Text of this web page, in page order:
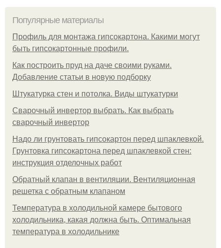
Популярные материалы
Профиль для монтажа гипсокартона. Какими могут
быть гипсокартонные профили.
Как построить пруд на даче своими руками.
Добавление статьи в новую подборку
Штукатурка стен и потолка. Виды штукатурки
Сварочный инвертор выбрать. Как выбрать
сварочный инвертор
Надо ли грунтовать гипсокартон перед шпаклевкой.
Грунтовка гипсокартона перед шпаклевкой стен:
инструкция отделочных работ
Обратный клапан в вентиляции. Вентиляционная
решетка с обратным клапаном
Температура в холодильной камере бытового
холодильника, какая должна быть. Оптимальная
температура в холодильнике